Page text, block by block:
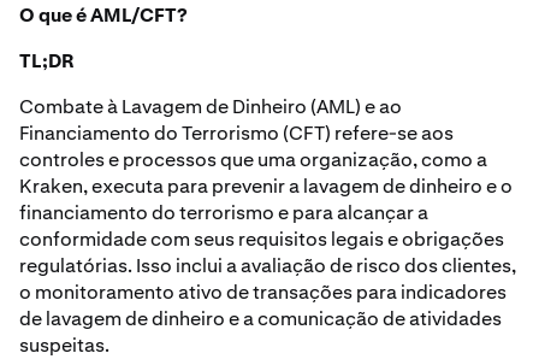
O que é AML/CFT?
TL;DR
Combate à Lavagem de Dinheiro (AML) e ao
Financiamento do Terrorismo (CFT) refere-se aos
controles e processos que uma organização, como a
Kraken, executa para prevenir a lavagem de dinheiro e o
financiamento do terrorismo e para alcançar a
conformidade com seus requisitos legais e obrigações
regulatórias. Isso inclui a avaliação de risco dos clientes,
o monitoramento ativo de transações para indicadores
de lavagem de dinheiro e a comunicação de atividades
suspeitas.